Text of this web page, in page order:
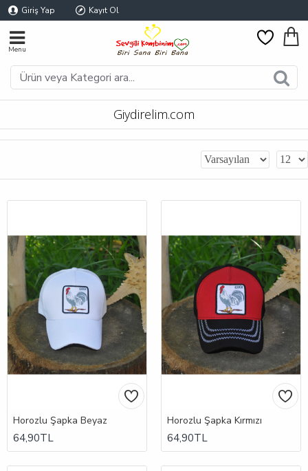
Giriş Yap Kayıt Ol
Giydirelim.com
Horozlu Şapka Beyaz
64,90TL
Horozlu Şapka Kırmızı
64,90TL